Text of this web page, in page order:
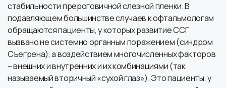
стабильности прероговичной слезной пленки. В
подавляющем большинстве случаев к офтальмологам
обращаются пациенты, у которых развитие ССГ
вызвано не системно органным поражением (синдром
Съегрена), а воздействием многочисленных факторов
– внешних и внутренних и их комбинациями (так
называемый вторичный «сухой глаз»). Это пациенты, у